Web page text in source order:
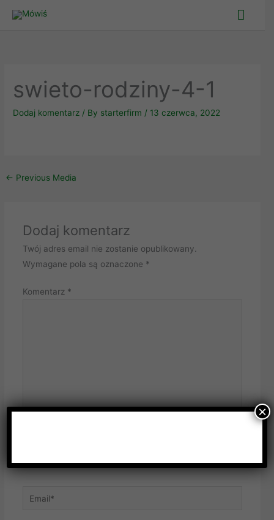
Main
swieto-rodziny-4-1
Dodaj komentarz / By starterfirm / 13 czerwca, 2022
← Previous Media
Dodaj komentarz
Twój adres email nie zostanie opublikowany.
Wymagane pola są oznaczone *
Komentarz *
Email*
×